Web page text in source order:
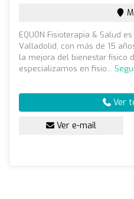
EQUÓN Fisioterapia & Salud
Valladolid, con más de 15
la mejora del bienestar físico
especializamos en fisio...
Ver
Ver e-mail